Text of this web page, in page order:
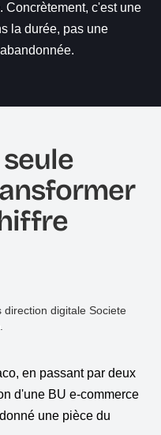
Concrètement, c'est une
la durée, pas une
en passant par deux
d'une BU e-commerce
une pièce du